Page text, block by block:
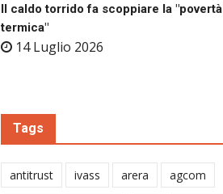
Il caldo torrido fa scoppiare la "povertà
termica"
14 Luglio 2026
Tags
antitrust ivass arera agcom